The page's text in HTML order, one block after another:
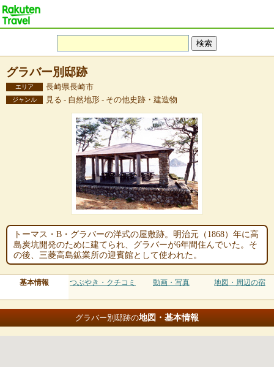
グラバー別邸跡
エリア 長崎県長崎市
ジャンル 見る - 自然地形 - その他史跡・建造物
トーマス・B・グラバーの洋式の屋敷跡。明治元（1868）年に高
島炭坑開発のために建てられ、グラバーが6年間住んでいた。そ
の後、三菱高島鉱業所の迎賓館として使われた。
基本情報 つぶやき・クチコミ 動画・写真 地図・周辺の宿
グラバー別邸跡の地図・基本情報